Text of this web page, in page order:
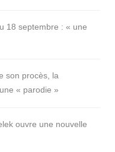
18 septembre : « une
son procès, la
« parodie »
ouvre une nouvelle